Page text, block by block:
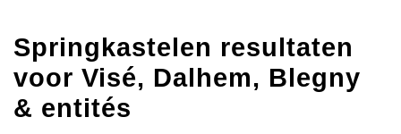
Springkastelen resultaten
voor Visé, Dalhem, Blegny
& entités